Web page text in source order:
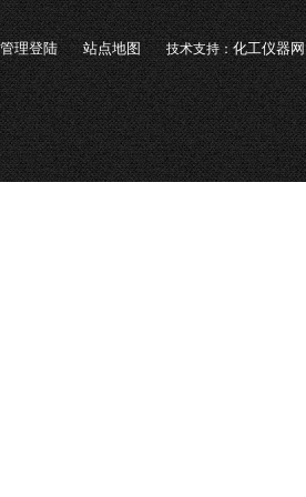
管理登陆 站点地图 技术支持：化工仪器网